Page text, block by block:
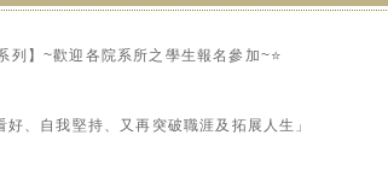
列】~歡迎各院系所之學生報名參加~⭐️
、自我堅持、又再突破職涯及拓展人生」